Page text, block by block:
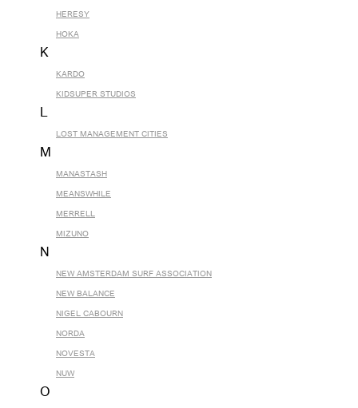
HERESY
HOKA
K
KARDO
KIDSUPER STUDIOS
L
LOST MANAGEMENT CITIES
M
MANASTASH
MEANSWHILE
MERRELL
MIZUNO
N
NEW AMSTERDAM SURF ASSOCIATION
NEW BALANCE
NIGEL CABOURN
NORDA
NOVESTA
NUW
O